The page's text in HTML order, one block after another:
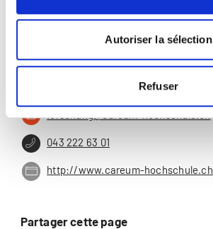
Autoriser la sélection
Refuser
forschung@careum-hochschule.ch
043 222 63 01
http://www.careum-hochschule.ch
Partager cette page